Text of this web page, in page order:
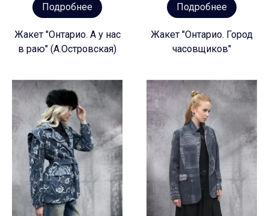
Подробнее
Жакет "Онтарио. А у нас
в раю" (А.Островская)
Подробнее
Жакет "Онтарио. Город
часовщиков"